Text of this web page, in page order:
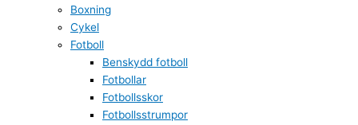
Boxning
Cykel
Fotboll
Benskydd fotboll
Fotbollar
Fotbollsskor
Fotbollsstrumpor